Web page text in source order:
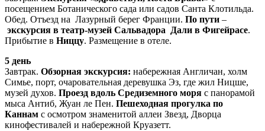
посещением Ботанического сада или садов Санта Клотильда.
Обед. Отъезд на Лазурный берег Франции. По пути –
экскурсия в театр-музей Сальвадора Дали в Фигейрасе.
Прибытие в Ниццу. Размещение в отеле.
5 день
Завтрак. Обзорная экскурсия: набережная Англичан, холм
Симье, порт, очаровательная деревушка Эз, где жил Ницше,
музей духов. Проезд вдоль Средиземного моря с панорамой
мыса Антиб, Жуан ле Пен. Пешеходная прогулка по
Каннам с осмотром знаменитой аллеи Звезд, Дворца
кинофестивалей и набережной Круазетт.